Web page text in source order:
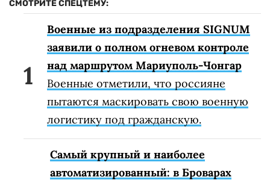
СМОТРИТЕ СПЕЦТЕМУ:
Военные из подразделения SIGNUM
заявили о полном огневом контроле
над маршрутом Мариуполь-Чонгар
Военные отметили, что россияне
пытаются маскировать свою военную
логистику под гражданскую.
Самый крупный и наиболее
автоматизированный: в Броварах